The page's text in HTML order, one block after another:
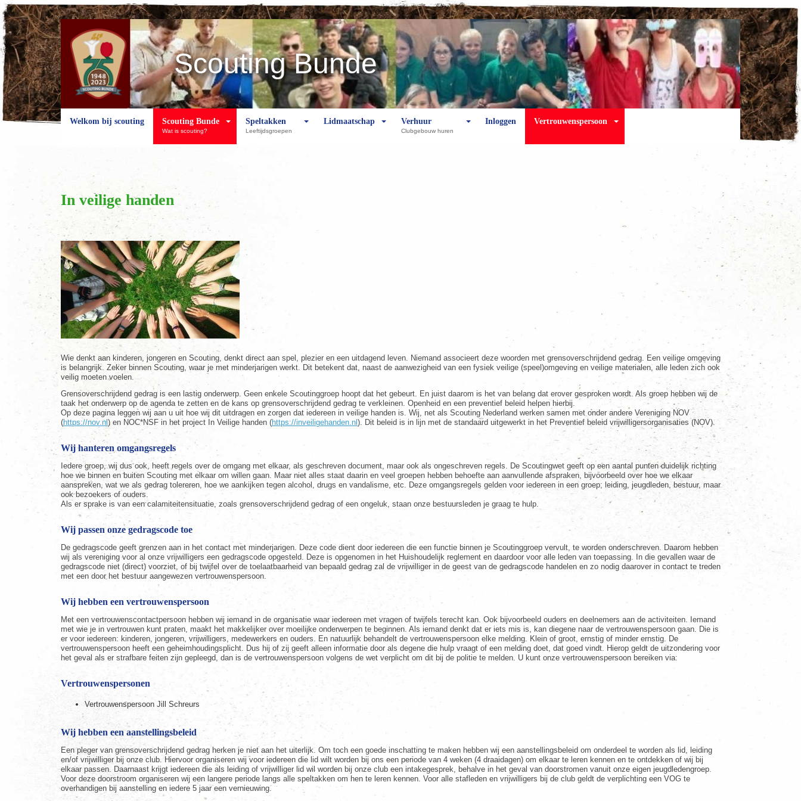
Scouting Bunde
Welkom bij scouting Scouting Bunde
Wat is scouting?
Speltakken
Leeftijdsgroepen
Lidmaatschap Verhuur
Clubgebouw huren
Inloggen Vertrouwenspersoon
In veilige handen
Wie denkt aan kinderen, jongeren en Scouting, denkt direct aan spel, plezier en een uitdagend leven. Niemand associeert deze woorden met grensoverschrijdend gedrag. Een veilige omgeving
is belangrijk. Zeker binnen Scouting, waar je met minderjarigen werkt. Dit betekent dat, naast de aanwezigheid van een fysiek veilige (speel)omgeving en veilige materialen, alle leden zich ook
veilig moeten voelen.
Grensoverschrijdend gedrag is een lastig onderwerp. Geen enkele Scoutinggroep hoopt dat het gebeurt. En juist daarom is het van belang dat erover gesproken wordt. Als groep hebben wij de
taak het onderwerp op de agenda te zetten en de kans op grensoverschrijdend gedrag te verkleinen. Openheid en een preventief beleid helpen hierbij.
Op deze pagina leggen wij aan u uit hoe wij dit uitdragen en zorgen dat iedereen in veilige handen is. Wij, net als Scouting Nederland werken samen met onder andere Vereniging NOV
(https://nov.nl) en NOC*NSF in het project In Veilige handen (https://inveiligehanden.nl ). Dit beleid is in lijn met de standaard uitgewerkt in het Preventief beleid vrijwilligersorganisaties (NOV).
Wij hanteren omgangsregels
Iedere groep, wij dus ook, heeft regels over de omgang met elkaar, als geschreven document, maar ook als ongeschreven regels. De Scoutingwet geeft op een aantal punten duidelijk richting
hoe we binnen en buiten Scouting met elkaar om willen gaan. Maar niet alles staat daarin en veel groepen hebben behoefte aan aanvullende afspraken, bijvoorbeeld over hoe we elkaar
aanspreken, wat we als gedrag tolereren, hoe we aankijken tegen alcohol, drugs en vandalisme, etc. Deze omgangsregels gelden voor iedereen in een groep; leiding, jeugdleden, bestuur, maar
ook bezoekers of ouders.
Als er sprake is van een calamiteitensituatie, zoals grensoverschrijdend gedrag of een ongeluk, staan onze bestuursleden je graag te hulp.
Wij passen onze gedragscode toe
De gedragscode geeft grenzen aan in het contact met minderjarigen. Deze code dient door iedereen die een functie binnen je Scoutinggroep vervult, te worden onderschreven. Daarom hebben
wij als vereniging voor al onze vrijwilligers een gedragscode opgesteld. Deze is opgenomen in het Huishoudelijk reglement en daardoor voor alle leden van toepassing. In die gevallen waar de
gedragscode niet (direct) voorziet, of bij twijfel over de toelaatbaarheid van bepaald gedrag zal de vrijwilliger in de geest van de gedragscode handelen en zo nodig daarover in contact te treden
met een door het bestuur aangewezen vertrouwenspersoon.
Wij hebben een vertrouwenspersoon
Met een vertrouwenscontactpersoon hebben wij iemand in de organisatie waar iedereen met vragen of twijfels terecht kan. Ook bijvoorbeeld ouders en deelnemers aan de activiteiten. Iemand
met wie je in vertrouwen kunt praten, maakt het makkelijker over moeilijke onderwerpen te beginnen. Als iemand denkt dat er iets mis is, kan diegene naar de vertrouwenspersoon gaan. Die is
er voor iedereen: kinderen, jongeren, vrijwilligers, medewerkers en ouders. En natuurlijk behandelt de vertrouwenspersoon elke melding. Klein of groot, ernstig of minder ernstig. De
vertrouwenspersoon heeft een geheimhoudingsplicht. Dus hij of zij geeft alleen informatie door als degene die hulp vraagt of een melding doet, dat goed vindt. Hierop geldt de uitzondering voor
het geval als er strafbare feiten zijn gepleegd, dan is de vertrouwenspersoon volgens de wet verplicht om dit bij de politie te melden. U kunt onze vertrouwenspersoon bereiken via:
Vertrouwenspersonen
Vertrouwenspersoon Jill Schreurs
Wij hebben een aanstellingsbeleid
Een pleger van grensoverschrijdend gedrag herken je niet aan het uiterlijk. Om toch een goede inschatting te maken hebben wij een aanstellingsbeleid om onderdeel te worden als lid, leiding
en/of vrijwilliger bij onze club. Hiervoor organiseren wij voor iedereen die lid wilt worden bij ons een periode van 4 weken (4 draaidagen) om elkaar te leren kennen en te ontdekken of wij bij
elkaar passen. Daarnaast krijgt iedereen die als leiding of vrijwilliger lid wil worden bij onze club een intakegesprek, behalve in het geval van doorstromen vanuit onze eigen jeugdledengroep.
Voor deze doorstroom organiseren wij een langere periode langs alle speltakken om hen te leren kennen. Voor alle stafleden en vrijwilligers bij de club geldt de verplichting een VOG te
overhandigen bij aanstelling en iedere 5 jaar een vernieuwing.